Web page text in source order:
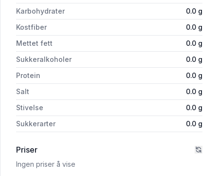
Karbohydrater
0.0 g
Kostfiber
0.0 g
Mettet fett
0.0 g
Sukkeralkoholer
0.0 g
Protein
0.0 g
Salt
0.0 g
Stivelse
0.0 g
Sukkerarter
0.0 g
Priser
Ingen priser å vise